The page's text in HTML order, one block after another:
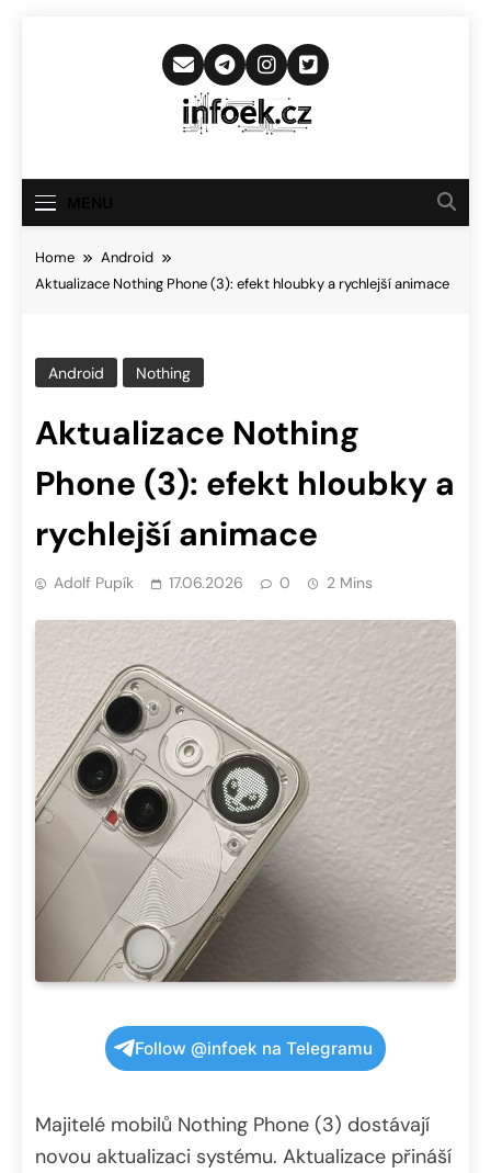
Infoek.cz
Novinkám
Home
Android
Aktualizace Nothing Phone (3): efekt hloubky a rychlejší animace
Android Nothing
Aktualizace Nothing
Phone (3): efekt hloubky a
rychlejší animace
Adolf Pupík 17.06.2026 0 2 Mins
Follow @infoek na Telegramu
Majitelé mobilů Nothing Phone (3) dostávají
novou aktualizaci systému. Aktualizace přináší